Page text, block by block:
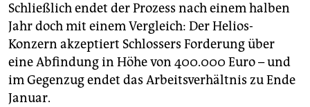
Schließlich endet der Prozess nach einem halben
Jahr doch mit einem Vergleich: Der Helios-
Konzern akzeptiert Schlossers Forderung über
eine Abfindung in Höhe von 400.000 Euro – und
im Gegenzug endet das Arbeitsverhältnis zu Ende
Januar.